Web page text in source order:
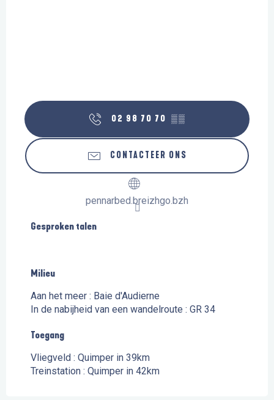
02 98 70 70 ▒▒
CONTACTEER ONS
pennarbed.breizhgo.bzh
Gesproken talen
Gesproken talen
Milieu
Milieu
Aan het meer : Baie d'Audierne
In de nabijheid van een wandelroute : GR 34
Toegang
Toegang
Vliegveld : Quimper in 39km
Treinstation : Quimper in 42km